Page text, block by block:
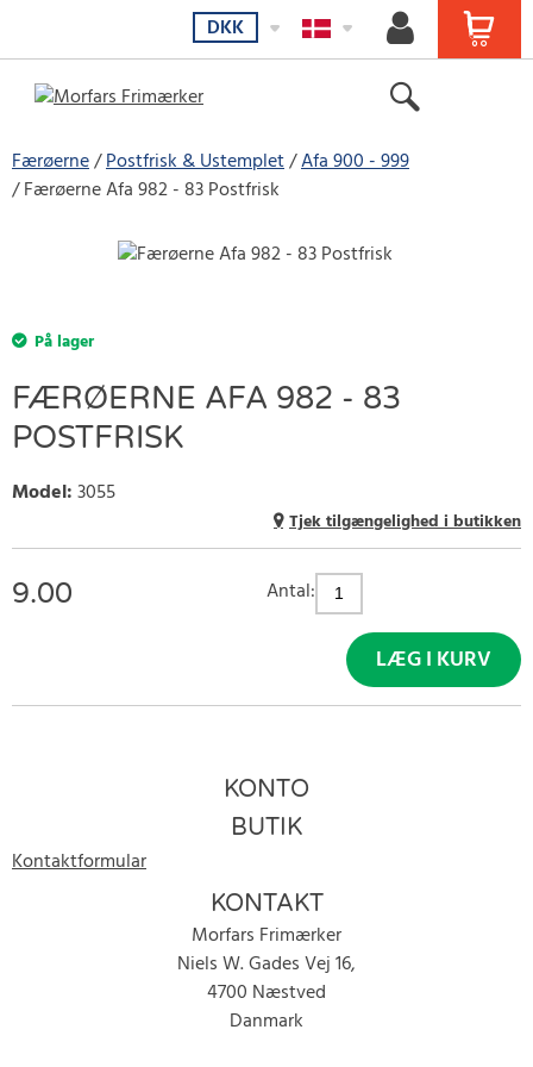
DKK
Færøerne Postfrisk & Ustemplet Afa 900 - 999
Færøerne Afa 982 - 83 Postfrisk
På lager
FÆRØERNE AFA 982 - 83
POSTFRISK
Model:3055
Tjek tilgængelighed i butikken
9.00 Antal:
LÆG I KURV
KONTO
BUTIK
Kontaktformular
KONTAKT
Morfars Frimærker
Niels W. Gades Vej 16,
4700 Næstved
Danmark